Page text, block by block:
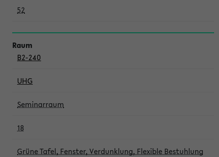
52
B2-240
UHG
Seminarraum
18
Grüne Tafel, Fenster, Verdunklung, Flexible Bestuhlung